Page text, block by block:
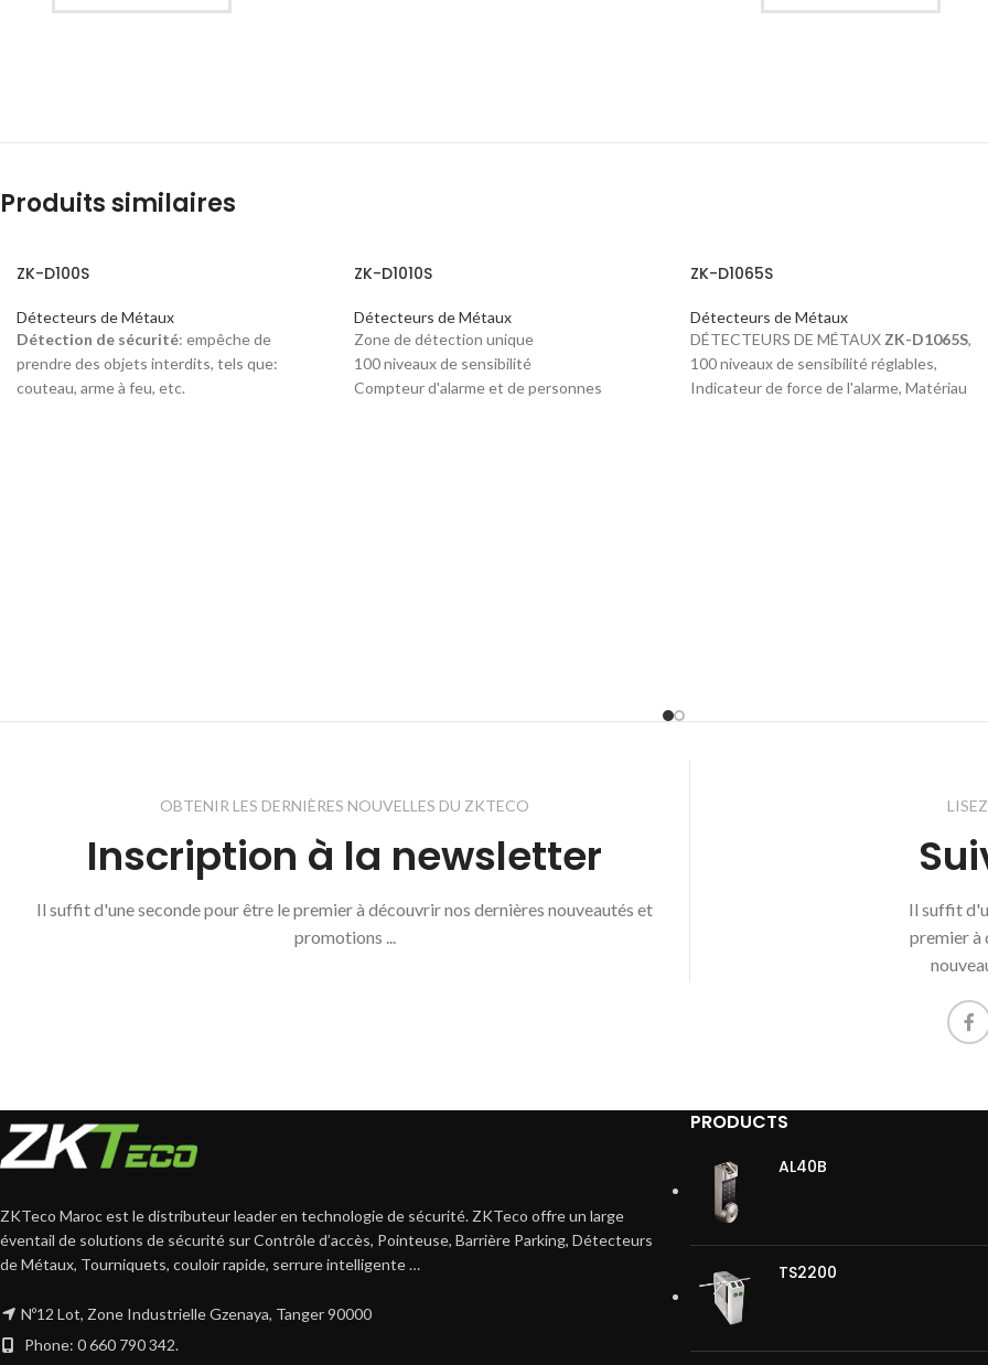
Produits similaires
ZK-D100S
Détecteurs de Métaux
Détection de sécurité: empêche de
prendre des objets interdits, tels que:
couteau, arme à feu, etc.
ZK-D1010S
Détecteurs de Métaux
Zone de détection unique
100 niveaux de sensibilité
Compteur d'alarme et de personnes
ZK-D1065S
Détecteurs de Métaux
DÉTECTEURS DE MÉTAUXZK-D1065S,
100 niveaux de sensibilité réglables,
Indicateur de force de l'alarme, Matériau
OBTENIR LES DERNIÈRES NOUVELLES DU ZKTECO
Inscription à la newsletter
Il suffit d'une seconde pour être le premier à découvrir nos dernières nouveautés et
promotions ...
Il suffit
premier à
ZKTeco Maroc est le distributeur leader en technologie de sécurité. ZKTeco offre un large
éventail de solutions de sécurité sur Contrôle d’accès, Pointeuse, Barrière Parking, Détecteurs
de Métaux, Tourniquets, couloir rapide, serrure intelligente …
Nº12 Lot, Zone Industrielle Gzenaya, Tanger 90000
Phone: 0 660 790 342.
PRODUCTS
AL40B
TS2200